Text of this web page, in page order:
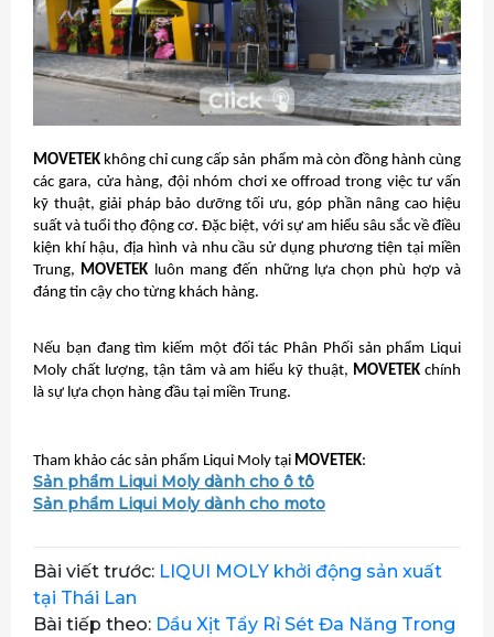
MOVETEK không chỉ cung cấp sản phẩm mà còn đồng hành cùng
các gara, cửa hàng, đội nhóm chơi xe offroad trong việc tư vấn
kỹ thuật, giải pháp bảo dưỡng tối ưu, góp phần nâng cao hiệu
suất và tuổi thọ động cơ. Đặc biệt, với sự am hiểu sâu sắc về điều
kiện khí hậu, địa hình và nhu cầu sử dụng phương tiện tại miền
Trung, MOVETEK luôn mang đến những lựa chọn phù hợp và
đáng tin cậy cho từng khách hàng.
Nếu bạn đang tìm kiếm một đối tác Phân Phối sản phẩm Liqui
Moly chất lượng, tận tâm và am hiểu kỹ thuật, MOVETEK chính
là sự lựa chọn hàng đầu tại miền Trung.
Tham khảo các sản phẩm Liqui Moly tại MOVETEK:
Sản phẩm Liqui Moly dành cho ô tô
Sản phẩm Liqui Moly dành cho moto
Bài viết trước: LIQUI MOLY khởi động sản xuất
tại Thái Lan
Bài tiếp theo: Dầu Xịt Tẩy Rỉ Sét Đa Năng Trong